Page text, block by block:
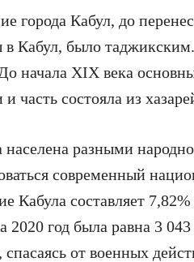
города Кабул, до
в Кабул, было
начала XIX века
часть состояла из
разными
современный
Кабула составляет
2020 год была равна 3
спасаясь от военных